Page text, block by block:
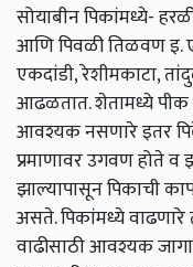
सोयाबीन पिकांमध्ये-
आणि पिवळी तिळवण इ.
एकदांडी, रेशीमकाटा,
आढळतात. शेतामध्ये पीक
आवश्यक नसणारे इतर
प्रमाणावर उगवण होते व
झाल्यापासून पिकाची
असते. पिकांमध्ये वाढणारे
वाढीसाठी आवश्यक